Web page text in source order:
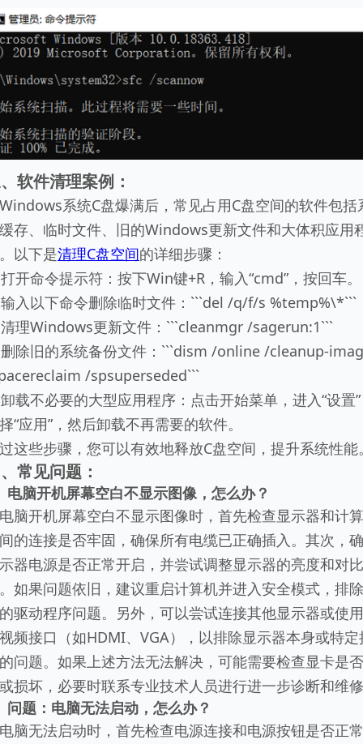
软件清理案例：
系统C盘爆满后，常见占用C盘空间的软件包括
存、临时文件、旧的Windows更新文件和大体积应用
以下是清理C盘空间的详细步骤：
开命令提示符：按下Win键+R，输入“cmd”，按回车。
入以下命令删除临时文件：```del /q/f/s %temp%\*```
理Windows更新文件：```cleanmgr /sagerun:1```
除旧的系统备份文件：```dism /online /cleanup-
/spsuperseded```
载不必要的大型应用程序：点击开始菜单，进入“设置
“应用”，然后卸载不再需要的软件。
这些步骤，您可以有效地释放C盘空间，提升系统性能
常见问题：
电脑开机屏幕空白不显示图像，怎么办？
脑开机屏幕空白不显示图像时，首先检查显示器和计
的连接是否牢固，确保所有电缆已正确插入。其次，
器电源是否正常开启，并尝试调整显示器的亮度和对比
如果问题依旧，建议重启计算机并进入安全模式，排
驱动程序问题。另外，可以尝试连接其他显示器或使
频接口（如HDMI、VGA），以排除显示器本身或特定
问题。如果上述方法无法解决，可能需要检查显卡是
损坏，必要时联系专业技术人员进行进一步诊断和维
问题：电脑无法启动，怎么办？
脑无法启动时，首先检查电源连接和电源按钮是否正